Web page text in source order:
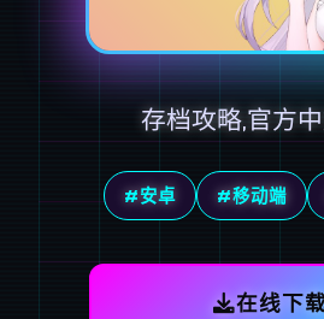
存档攻略,官方
#安卓 #移动端
在线下